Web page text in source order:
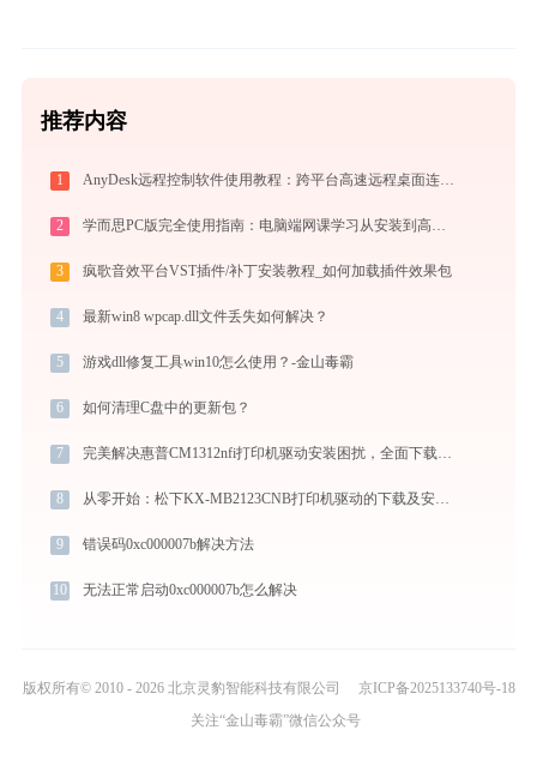
推荐内容
1 AnyDesk远程控制软件使用教程：跨平台高速远程桌面连接完全指南
2 学而思PC版完全使用指南：电脑端网课学习从安装到高效上课（2026最新）
3 疯歌音效平台VST插件/补丁安装教程_如何加载插件效果包
4 最新win8 wpcap.dll文件丢失如何解决？
5 游戏dll修复工具win10怎么使用？-金山毒霸
6 如何清理C盘中的更新包？
7 完美解决惠普CM1312nfi打印机驱动安装困扰，全面下载安装教程
8 从零开始：松下KX-MB2123CNB打印机驱动的下载及安装流程
9 错误码0xc000007b解决方法
10 无法正常启动0xc000007b怎么解决
版权所有© 2010 - 2026 北京灵豹智能科技有限公司
京ICP备2025133740号-18
关注“金山毒霸”微信公众号